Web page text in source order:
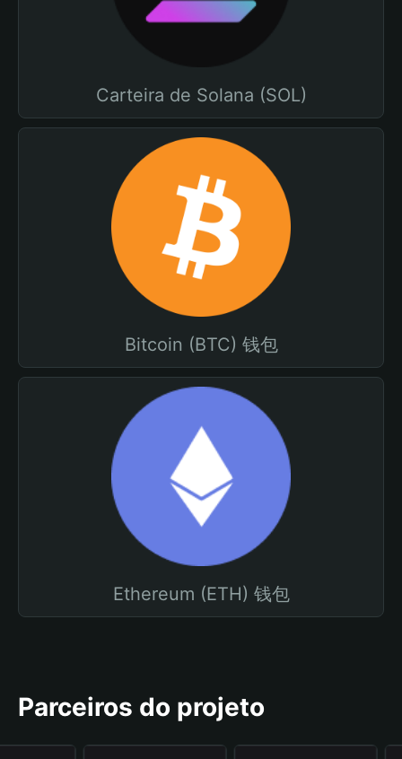
Carteira de Solana (SOL)
Bitcoin (BTC) 钱包
Ethereum (ETH) 钱包
Parceiros do projeto